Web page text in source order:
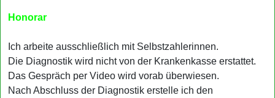
Honorar
Ich arbeite ausschließlich mit Selbstzahlerinnen.
Die Diagnostik wird nicht von der Krankenkasse erstattet.
Das Gespräch per Video wird vorab überwiesen.
Nach Abschluss der Diagnostik erstelle ich den